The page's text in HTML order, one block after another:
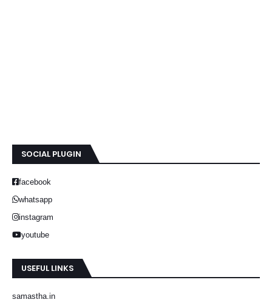
SOCIAL PLUGIN
facebook
whatsapp
instagram
youtube
USEFUL LINKS
samastha.in